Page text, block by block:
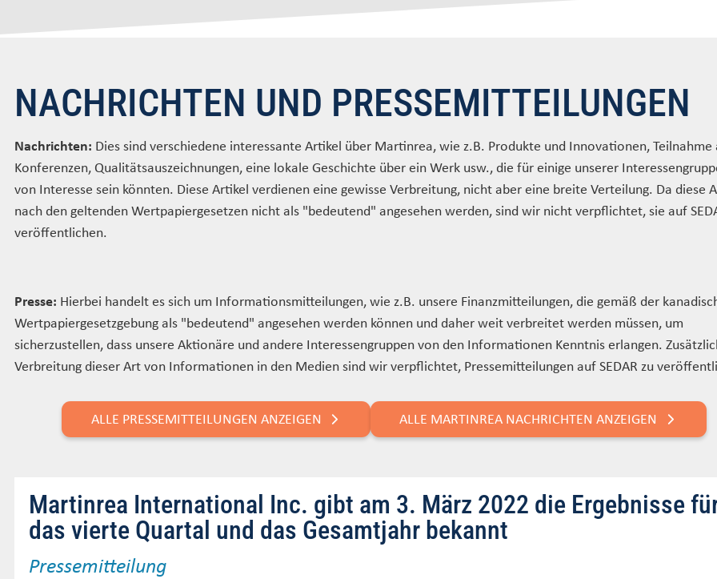
NACHRICHTEN UND PRESSEMITTEILUNGEN
Nachrichten: Dies sind verschiedene interessante Artikel über Martinrea, wie z.B. Produkte und Innovationen, Teilnahme
Konferenzen, Qualitätsauszeichnungen, eine lokale Geschichte über ein Werk usw., die für einige unserer
von Interesse sein könnten. Diese Artikel verdienen eine gewisse Verbreitung, nicht aber eine breite Verteilung. Da diese
nach den geltenden Wertpapiergesetzen nicht als "bedeutend" angesehen werden, sind wir nicht verpflichtet, sie auf
veröffentlichen.
Presse: Hierbei handelt es sich um Informationsmitteilungen, wie z.B. unsere Finanzmitteilungen, die gemäß der
Wertpapiergesetzgebung als "bedeutend" angesehen werden können und daher weit verbreitet werden müssen, um
sicherzustellen, dass unsere Aktionäre und andere Interessengruppen von den Informationen Kenntnis erlangen.
Verbreitung dieser Art von Informationen in den Medien sind wir verpflichtet, Pressemitteilungen auf SEDAR zu
ALLE PRESSEMITTEILUNGEN ANZEIGEN ALLE MARTINREA NACHRICHTEN ANZEIGEN
Martinrea International Inc. gibt am 3. März 2022 die Ergebnisse
das vierte Quartal und das Gesamtjahr bekannt
Pressemitteilung